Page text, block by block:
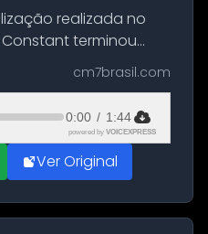
realizada no
terminou
115
em uma
porto da cidade. O
cm7brasil.com
0:00 / 1:44
powered by VOICEXPRESS
Ver Original